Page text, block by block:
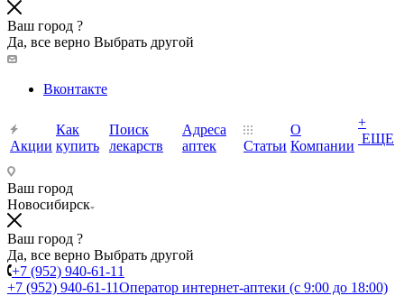
Ваш город ?
Да, все верно Выбрать другой
Вконтакте
Акции
Как
купить
Поиск
лекарств
Адреса
аптек
Статьи
О
Компании
+
ЕЩЕ
Ваш город
Новосибирск
Ваш город ?
Да, все верно Выбрать другой
+7 (952) 940-61-11
+7 (952) 940-61-11Оператор интернет-аптеки (с 9:00 до 18:00)